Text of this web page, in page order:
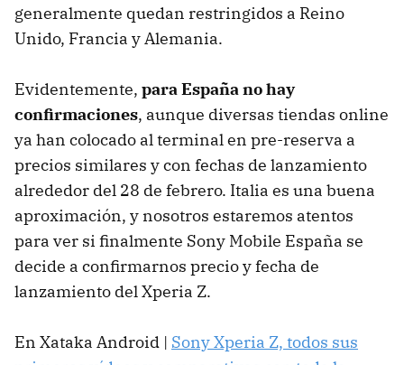
generalmente quedan restringidos a Reino
Unido, Francia y Alemania.
Evidentemente, para España no hay
confirmaciones, aunque diversas tiendas online
ya han colocado al terminal en pre-reserva a
precios similares y con fechas de lanzamiento
alrededor del 28 de febrero. Italia es una buena
aproximación, y nosotros estaremos atentos
para ver si finalmente Sony Mobile España se
decide a confirmarnos precio y fecha de
lanzamiento del Xperia Z.
En Xataka Android | Sony Xperia Z, todos sus